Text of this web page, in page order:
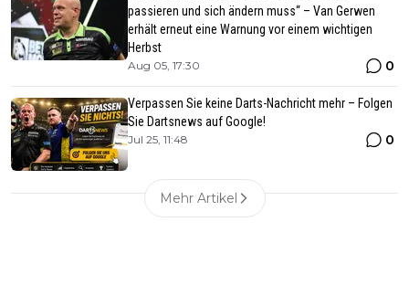
passieren und sich ändern muss“ – Van Gerwen
erhält erneut eine Warnung vor einem wichtigen
Herbst
Aug 05, 17:30 0
Verpassen Sie keine Darts-Nachricht mehr – Folgen
Sie Dartsnews auf Google!
Jul 25, 11:48 0
Mehr Artikel